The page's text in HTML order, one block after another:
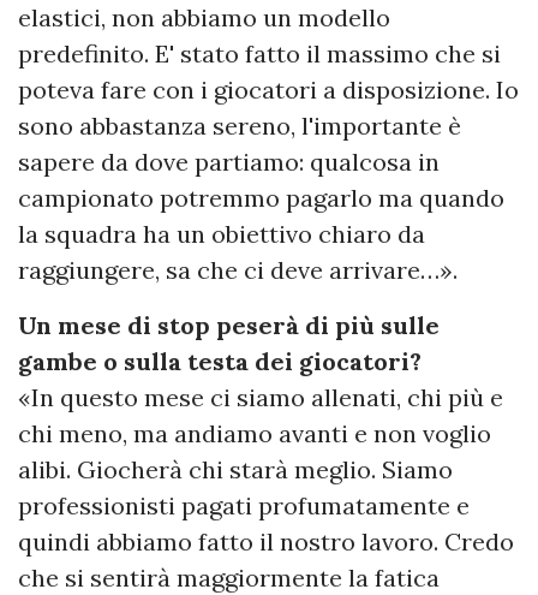
elastici, non abbiamo un modello
predefinito. E' stato fatto il massimo che si
poteva fare con i giocatori a disposizione. Io
sono abbastanza sereno, l'importante è
sapere da dove partiamo: qualcosa in
campionato potremmo pagarlo ma quando
la squadra ha un obiettivo chiaro da
raggiungere, sa che ci deve arrivare…».
Un mese di stop peserà di più sulle
gambe o sulla testa dei giocatori?
«In questo mese ci siamo allenati, chi più e
chi meno, ma andiamo avanti e non voglio
alibi. Giocherà chi starà meglio. Siamo
professionisti pagati profumatamente e
quindi abbiamo fatto il nostro lavoro. Credo
che si sentirà maggiormente la fatica